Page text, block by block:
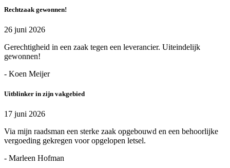
Rechtzaak gewonnen!
26 juni 2026
Gerechtigheid in een zaak tegen een leverancier. Uiteindelijk
gewonnen!
- Koen Meijer
Uitblinker in zijn vakgebied
17 juni 2026
Via mijn raadsman een sterke zaak opgebouwd en een behoorlijke
vergoeding gekregen voor opgelopen letsel.
- Marleen Hofman